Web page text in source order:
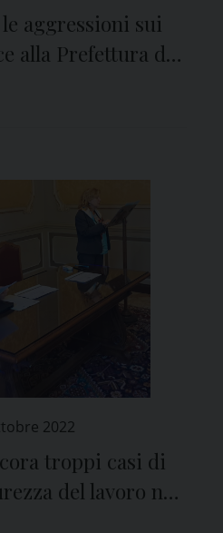
aggressioni sui
alla Prefettura di
2022
troppi casi di
del lavoro non